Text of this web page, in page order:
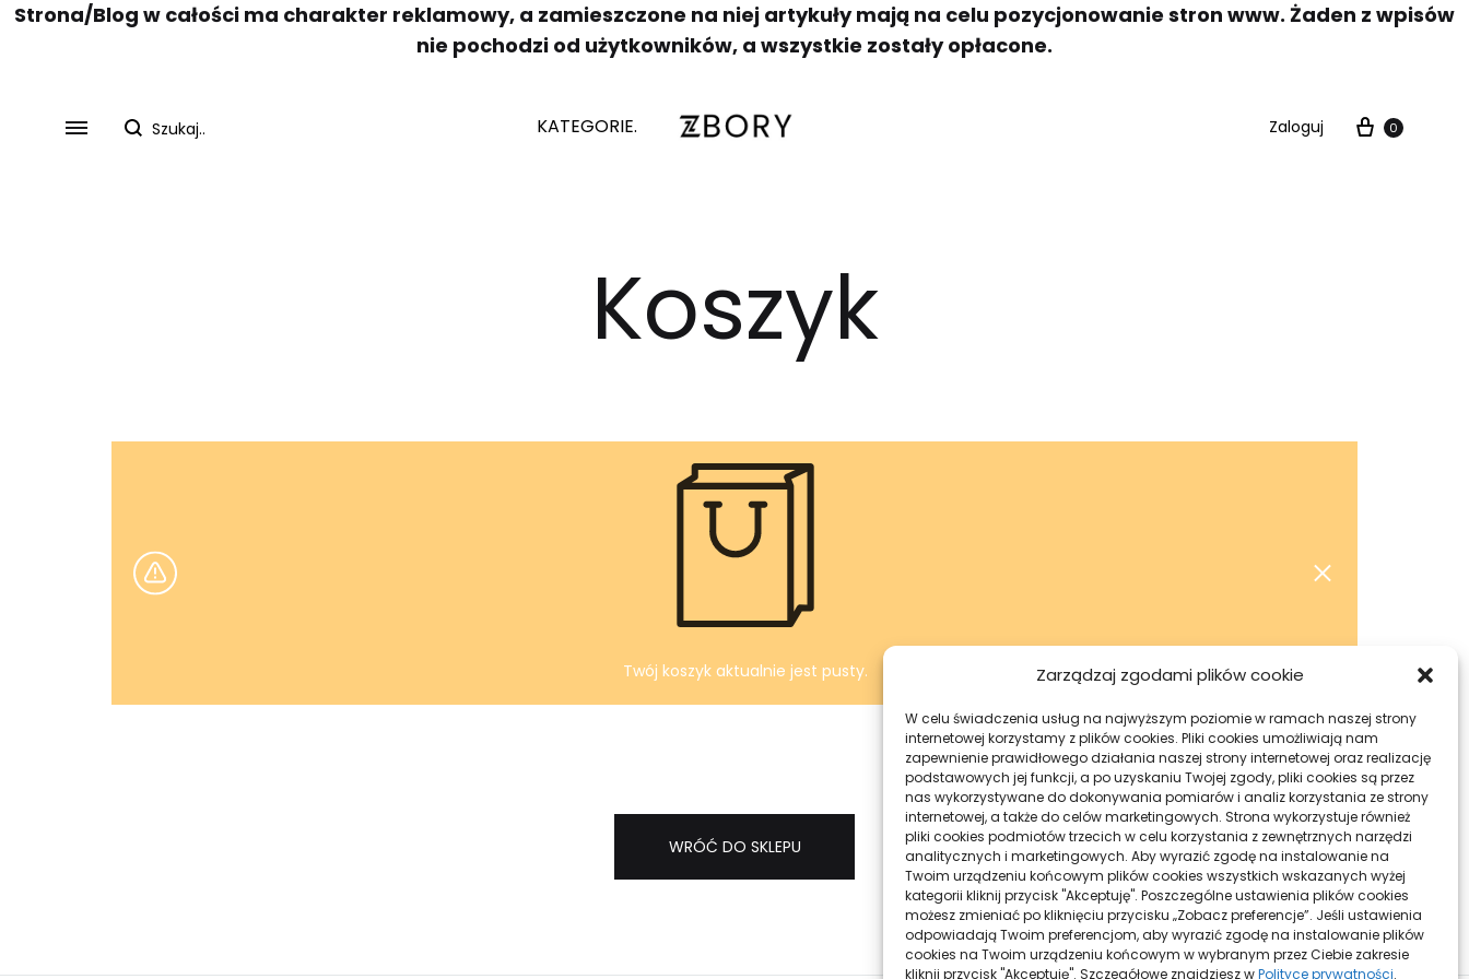
Zarządzaj zgodami plików cookie
W celu świadczenia usług na najwyższym poziomie w ramach naszej strony
internetowej korzystamy z plików cookies. Pliki cookies umożliwiają nam
zapewnienie prawidłowego działania naszej strony internetowej oraz realizację
podstawowych jej funkcji, a po uzyskaniu Twojej zgody, pliki cookies są przez
nas wykorzystywane do dokonywania pomiarów i analiz korzystania ze strony
internetowej, a także do celów marketingowych. Strona wykorzystuje również
pliki cookies podmiotów trzecich w celu korzystania z zewnętrznych narzędzi
analitycznych i marketingowych. Aby wyrazić zgodę na instalowanie na
Twoim urządzeniu końcowym plików cookies wszystkich wskazanych wyżej
kategorii kliknij przycisk "Akceptuję". Poszczególne ustawienia plików cookies
możesz zmieniać po kliknięciu przycisku „Zobacz preferencje”. Jeśli ustawienia
odpowiadają Twoim preferencjom, aby wyrazić zgodę na instalowanie plików
cookies na Twoim urządzeniu końcowym w wybranym przez Ciebie zakresie
kliknij przycisk "Akceptuję". Szczegółowe znajdziesz wPolityce prywatności.
Strona/Blog w całości ma charakter reklamowy, a zamieszczone na niej artykuły mają na celu pozycjonowanie stron www. Żaden z wpisów
nie pochodzi od użytkowników, a wszystkie zostały opłacone.
Footwear
KATEGORIE. Zaloguj 0
Koszyk
Twój koszyk aktualnie jest pusty.
WRÓĆ DO SKLEPU